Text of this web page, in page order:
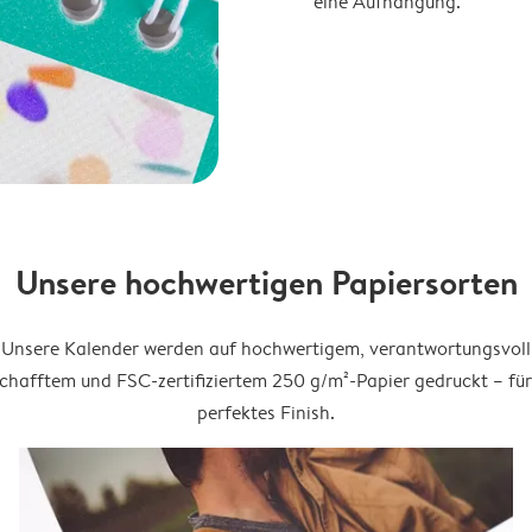
Unsere hochwertigen Papiersorten
Unsere Kalender werden auf hochwertigem, verantwortungsvoll
und FSC-zertifiziertem 250 g/m²-Papier gedruckt –
perfektes Finish.